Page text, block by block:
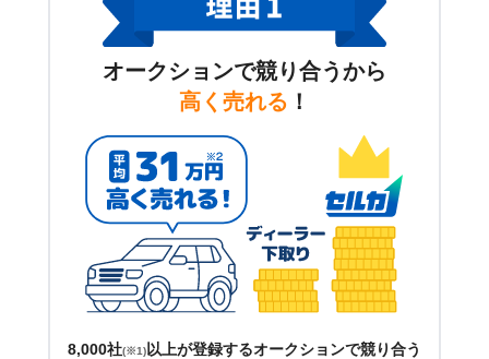
オークションで競り合うから
高く売れる ！
8,000社(※1) 以上が登録するオークションで競り合う